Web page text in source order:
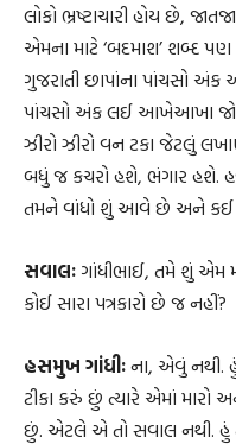
લોકો ભ્રષ્ટાચારી હોય છે,
એમના માટે ‘બદમાશ’ શબ્દ
ગુજરાતી છાપાંના પાંચસો અંક
પાંચસો અંક લઈ આખેઆખા જોઈ
ઝીરો ઝીરો વન ટકા જેટલું
બધું જ કચરો હશે, ભંગાર હશે.
તમને વાંધો શું આવે છે અને કઈ
સવાલઃ ગાંધીભાઈ, તમે શું એમ
કોઈ સારા પત્રકારો છે જ નહીં?
હસમુખ ગાંધીઃના, એવું નથી.
ટીકા કરું છું ત્યારે એમાં મારો
છું. એટલે એ તો સવાલ નથી. હું